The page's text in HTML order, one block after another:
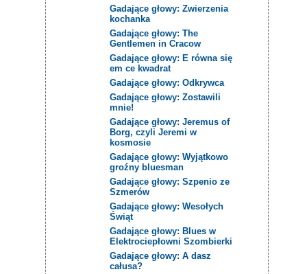
Gadające głowy: Zwierzenia
kochanka
Gadające głowy: The
Gentlemen in Cracow
Gadające głowy: E równa się
em ce kwadrat
Gadające głowy: Odkrywca
Gadające głowy: Zostawili
mnie!
Gadające głowy: Jeremus of
Borg, czyli Jeremi w
kosmosie
Gadające głowy: Wyjątkowo
groźny bluesman
Gadające głowy: Szpenio ze
Szmerów
Gadające głowy: Wesołych
Świąt
Gadające głowy: Blues w
Elektrociepłowni Szombierki
Gadające głowy: A dasz
całusa?